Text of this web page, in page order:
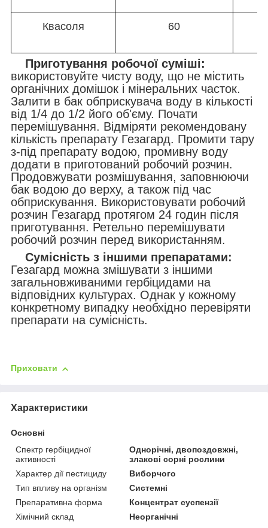
Квасоля 60
Приготування робочої суміші:
використовуйте чисту воду, що не містить
органічних домішок і мінеральних часток.
Залити в бак обприскувача воду в кількості
від 1/4 до 1/2 його об'єму. Почати
перемішування. Відміряти рекомендовану
кількість препарату Гезагард. Промити тару
з-під препарату водою, промивну воду
додати в приготований робочий розчин.
Продовжувати розмішування, заповнюючи
бак водою до верху, а також під час
обприскування. Використовувати робочий
розчин Гезагард протягом 24 годин після
приготування. Ретельно перемішувати
робочий розчин перед використанням.
Сумісність з іншими препаратами:
Гезагард можна змішувати з іншими
загальновживаними гербіцидами на
відповідних культурах. Однак у кожному
конкретному випадку необхідно перевіряти
препарати на сумісність.
Приховати
Характеристики
Основні
Спектр гербіцидної
активності
Однорічні, двопоздовжні,
злакові сорні рослини
Характер дії пестициду
Виборчого
Тип впливу на організм
Системні
Препаративна форма
Концентрат суспензії
Хімічний склад
Неорганічні